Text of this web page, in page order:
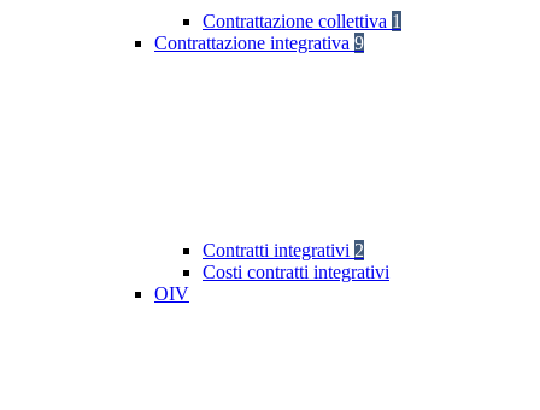
Contrattazione collettiva 1
Contrattazione integrativa 9
Contratti integrativi 2
Costi contratti integrativi
OIV